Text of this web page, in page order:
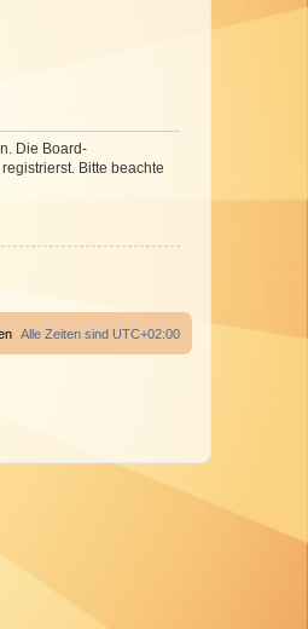
Die Board-
Bitte beachte
Alle Zeiten sind UTC+02:00